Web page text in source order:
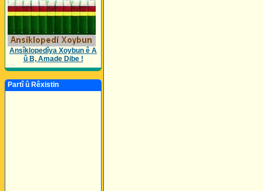
Ansîklopedîya Xoybun ê A
û B, Amade Dibe !
Partî û Rêxistin